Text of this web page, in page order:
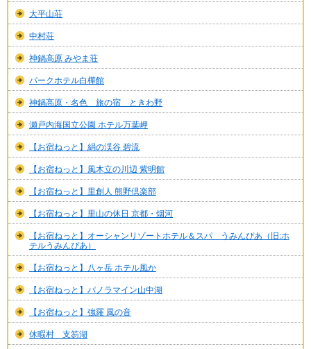
大平山荘
中村荘
神鍋高原 みやま荘
パークホテル白樺館
神鍋高原・名色 旅の宿 ときわ野
瀬戸内海国立公園 ホテル万葉岬
【お宿ねっと】絹の渓谷 碧流
【お宿ねっと】風木立の川辺 紫明館
【お宿ねっと】里創人 熊野倶楽部
【お宿ねっと】里山の休日 京都・烟河
【お宿ねっと】オーシャンリゾートホテル＆スパ うみんぴあ（旧:ホ
テルうみんぴあ）
【お宿ねっと】八ヶ岳 ホテル風か
【お宿ねっと】パノラマイン山中湖
【お宿ねっと】強羅 風の音
休暇村 支笏湖